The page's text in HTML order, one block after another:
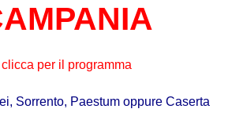
clicca per il programma
Sorrento, Paestum oppure Caserta